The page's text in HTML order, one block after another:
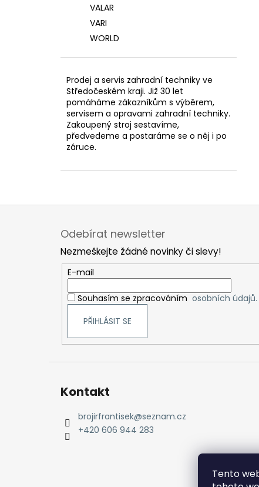
Tento
VALAR
VARI
WORLD
Prodej a servis zahradní techniky ve
Středočeském kraji. Již 30 let
pomáháme zákazníkům s výběrem,
servisem a opravami zahradní techniky.
Zakoupený stroj sestavíme,
předvedeme a postaráme se o něj i po
záruce.
Z
Odebírat newsletter
Nezmeškejte žádné novinky či slevy!
E-mail
Souhasím se zpracováním osobních údajů.
PŘIHLÁSIT SE
Kontakt
brojirfrantisek@seznam.cz
+420 606 944 283